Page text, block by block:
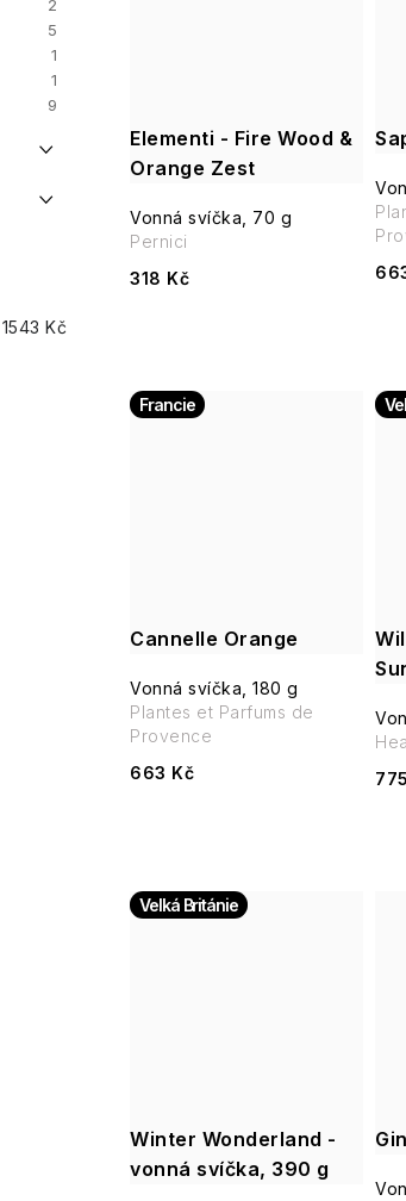
2
5
1
1
9
1543 Kč
Elementi - Fire Wood &
Orange Zest
Vonná svíčka, 70 g
318 Kč
Pernici
Cannelle Orange
Francie
Vonná svíčka, 180 g
663 Kč
Plantes et Parfums de
Provence
Winter Wonderland -
vonná svíčka, 390 g
Velká Británie